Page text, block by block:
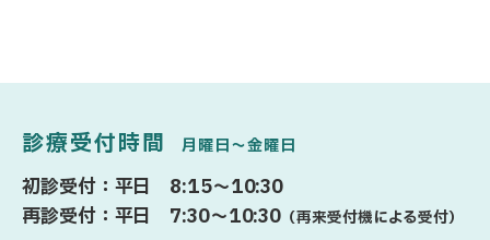
診療受付時間 月曜日〜金曜日
初診受付：平日 8:15〜10:30
再診受付：平日 7:30〜10:30 （再来受付機による受付）